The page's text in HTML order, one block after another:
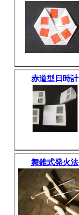
赤道型日時計
舞錐式発火法